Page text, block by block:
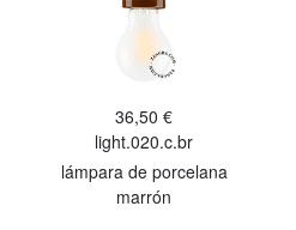
36,50 €
light.020.c.br
lámpara de porcelana
marrón